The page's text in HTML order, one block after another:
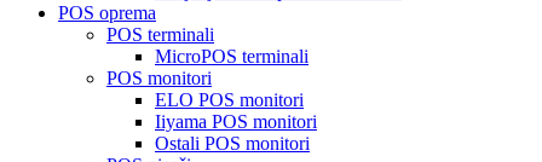
POS oprema
POS terminali
MicroPOS terminali
POS monitori
ELO POS monitori
Iiyama POS monitori
Ostali POS monitori